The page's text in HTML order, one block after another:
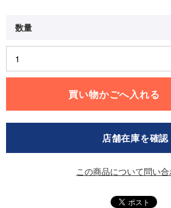
店舗在庫を確認
この商品について問い合